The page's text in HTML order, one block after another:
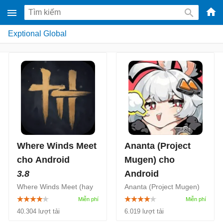
-
Exptional Global
Where Winds Meet
cho Android
3.8
Where Winds Meet (hay
Yến Vân Thập Lục
Thanh) là trò chơi nhập
40.304 lượt tải
Ananta (Project
Mugen) cho
Android
Ananta (Project Mugen)
là game nhập vai thế giới
mở chủ đề đô thị miễn
6.019 lượt tải